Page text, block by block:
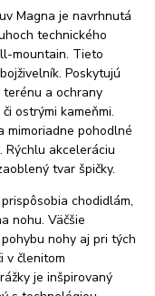
Magna je navrhnutá
technického
mountain. Tieto
Poskytujú
a ochrany
ostrými kameňmi.
mimoriadne pohodlné
Rýchlu akceleráciu
tvar špičky.
chodidlám,
nohu. Väčšie
nohy aj pri tých
v členitom
je inšpirovaný